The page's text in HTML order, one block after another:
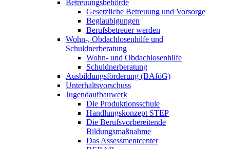
Betreuungsbehörde
Gesetzliche Betreuung und Vorsorge
Beglaubigungen
Berufsbetreuer werden
Wohn-, Obdachlosenhilfe und
Schuldnerberatung
Wohn- und Obdachlosenhilfe
Schuldnerberatung
Ausbildungsförderung (BAföG)
Unterhaltsvorschuss
Jugendaufbauwerk
Die Produktionsschule
Handlungskonzept STEP
Die Berufsvorbereitende
Bildungsmaßnahme
Das Assessmentcenter